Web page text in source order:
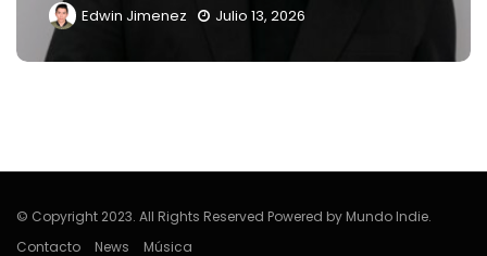
13, 2026 Julio
© Copyright 2023. All Rights Reserved Powered by Mundo Indie.
Contacto
News Música